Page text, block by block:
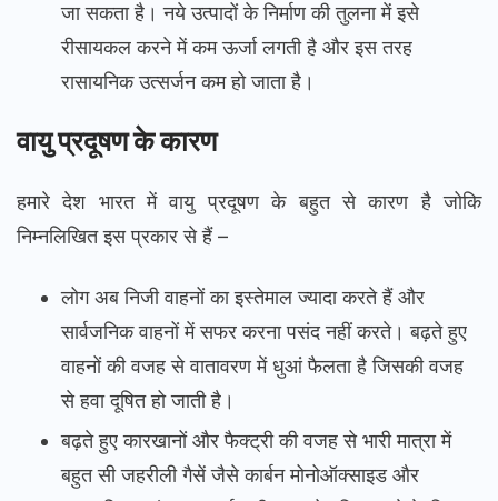
जा सकता है। नये उत्पादों के निर्माण की तुलना में इसे
रीसायकल करने में कम ऊर्जा लगती है और इस तरह
रासायनिक उत्सर्जन कम हो जाता है।
वायु प्रदूषण के कारण
हमारे देश भारत में वायु प्रदूषण के बहुत से कारण है जोकि
निम्नलिखित इस प्रकार से हैं –
लोग अब निजी वाहनों का इस्तेमाल ज्यादा करते हैं और
सार्वजनिक वाहनों में सफर करना पसंद नहीं करते। बढ़ते हुए
वाहनों की वजह से वातावरण में धुआं फैलता है जिसकी वजह
से हवा दूषित हो जाती है।
बढ़ते हुए कारखानों और फैक्ट्री की वजह से भारी मात्रा में
बहुत सी जहरीली गैसें जैसे कार्बन मोनोऑक्साइड और